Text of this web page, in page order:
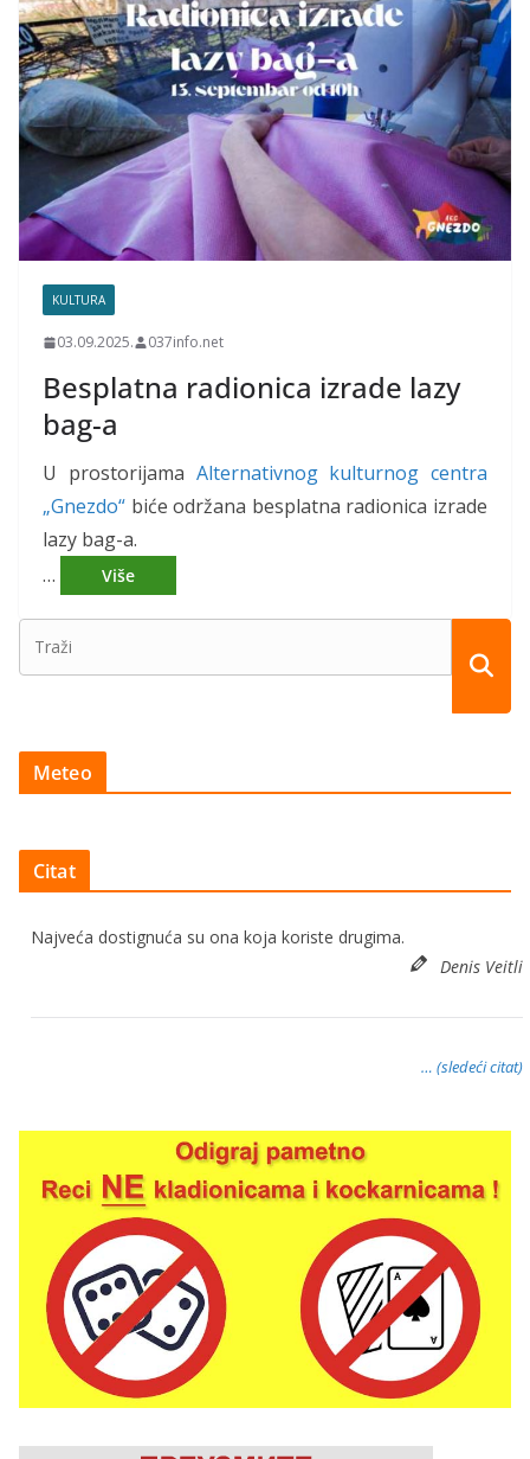
KULTURA
03.09.2025. 037info.net
Besplatna radionica izrade lazy
bag-a
U prostorijama Alternativnog kulturnog centra
„Gnezdo“ biće održana besplatna radionica izrade
lazy bag-a.
…
Meteo
Citat
Najveća dostignuća su ona koja koriste drugima.
Denis Veitli
… (sledeći citat)